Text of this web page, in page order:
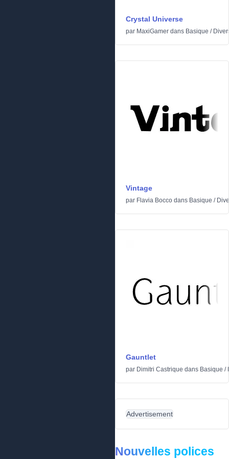
Crystal Universe
par MaxiGamer dans Basique /
Vintage
par Flavia Bocco dans Basique /
Gauntlet
par Dimitri Castrique dans Basique /
Advertisement
Nouvelles polices